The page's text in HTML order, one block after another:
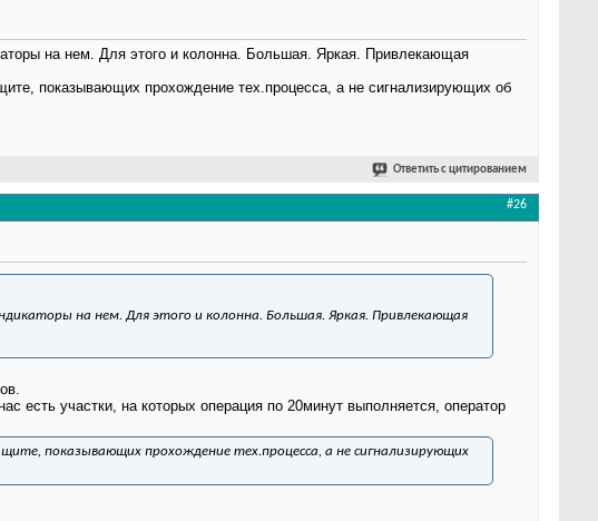
на нем. Для этого и колонна. Большая. Яркая. Привлекающая
показывающих прохождение тех.процесса, а не сигнализирующих об
Ответить с цитированием
#26
на нем. Для этого и колонна. Большая. Яркая. Привлекающая
есть участки, на которых операция по 20минут выполняется, оператор
показывающих прохождение тех.процесса, а не сигнализирующих